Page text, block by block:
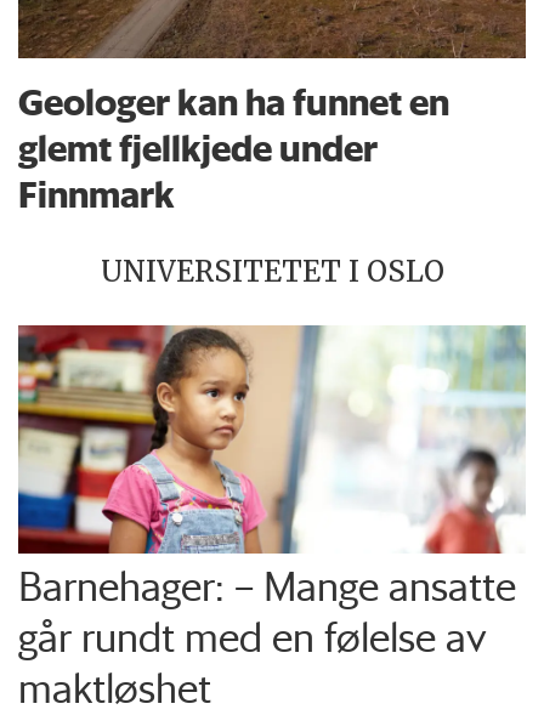
Geologer kan ha funnet en
glemt fjellkjede under
Finnmark
UNIVERSITETET I OSLO
Barnehager: – Mange ansatte
går rundt med en følelse av
maktløshet